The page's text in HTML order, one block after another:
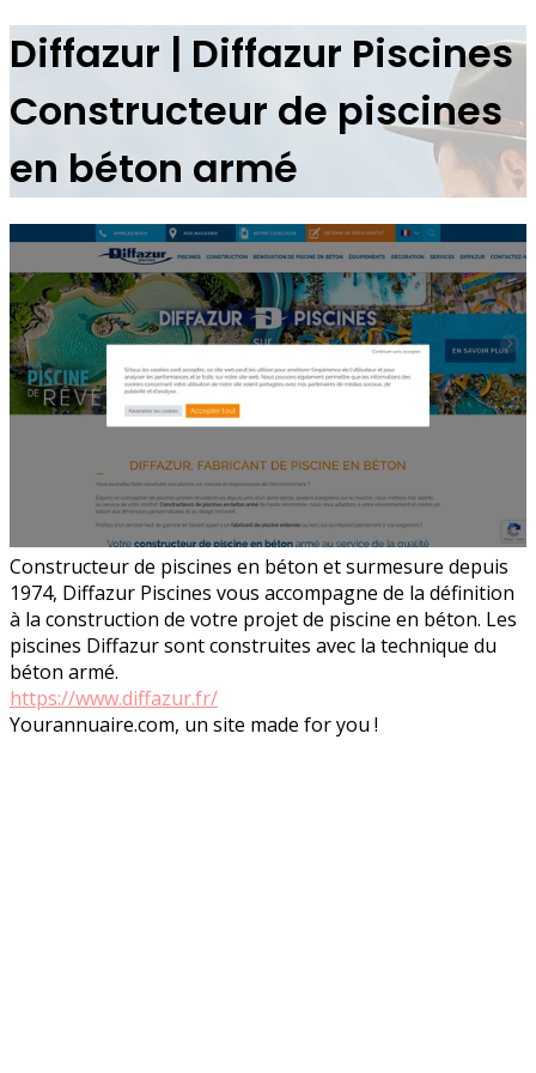
Diffazur | Diffazur Piscines
Constructeur de piscines
en béton armé
Constructeur de piscines en béton et surmesure depuis
1974, Diffazur Piscines vous accompagne de la définition
à la construction de votre projet de piscine en béton. Les
piscines Diffazur sont construites avec la technique du
béton armé.
https://www.diffazur.fr/
Yourannuaire.com, un site made for you !